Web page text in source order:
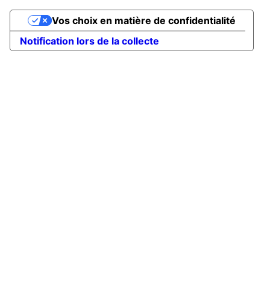
Notification lors de la collecte
Vos choix en matière de confidentialité